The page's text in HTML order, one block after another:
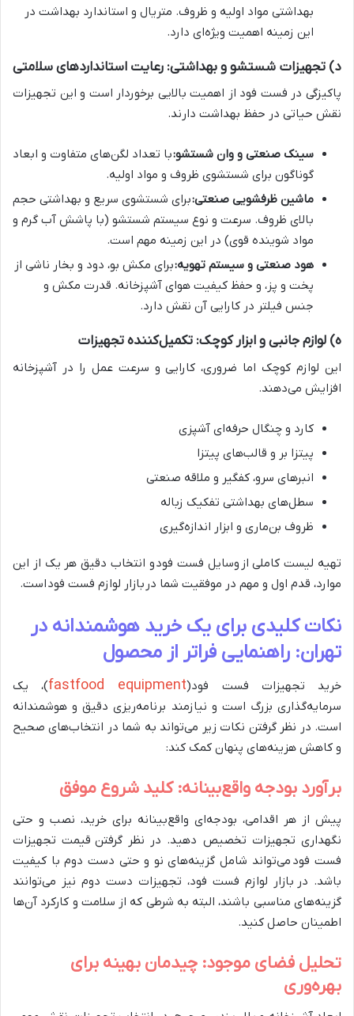
بهداشتی مواد اولیه و ظروف. متریال و استاندارد بهداشت در
این زمینه اهمیت ویژه‌ای دارد.
د) تجهیزات شستشو و بهداشتی: رعایت استانداردهای سلامتی
پاکیزگی در فست فود از اهمیت بالایی برخوردار است و این تجهیزات
نقش حیاتی در حفظ بهداشت دارند.
سینک صنعتی و وان شستشو:با تعداد لگن‌های متفاوت و ابعاد
گوناگون برای شستشوی ظروف و مواد اولیه.
ماشین ظرفشویی صنعتی:برای شستشوی سریع و بهداشتی حجم
بالای ظروف. سرعت و نوع سیستم شستشو (با پاشش آب گرم و
مواد شوینده قوی) در این زمینه مهم است.
هود صنعتی و سیستم تهویه:برای مکش بو، دود و بخار ناشی از
پخت و پز، و حفظ کیفیت هوای آشپزخانه. قدرت مکش و
جنس فیلتر در کارایی آن نقش دارد.
ه) لوازم جانبی و ابزار کوچک: تکمیل‌کننده تجهیزات
این لوازم کوچک اما ضروری، کارایی و سرعت عمل را در آشپزخانه
افزایش می‌دهند.
کارد و چنگال حرفه‌ای آشپزی
پیتزا بر و قالب‌های پیتزا
انبرهای سرو، کفگیر و ملاقه صنعتی
سطل‌های بهداشتی تفکیک زباله
ظروف بن‌ماری و ابزار اندازه‌گیری
تهیه لیست کاملی از وسایل فست فود و انتخاب دقیق هر یک از این
موارد، قدم اول و مهم در موفقیت شما در بازار لوازم فست فود است.
نکات کلیدی برای یک خرید هوشمندانه در
تهران: راهنمایی فراتر از محصول
خرید تجهیزات فست فود(fastfood equipment)، یک
سرمایه‌گذاری بزرگ است و نیازمند برنامه‌ریزی دقیق و هوشمندانه
است. در نظر گرفتن نکات زیر می‌تواند به شما در انتخاب‌های صحیح
و کاهش هزینه‌های پنهان کمک کند:
برآورد بودجه واقع‌بینانه: کلید شروع موفق
پیش از هر اقدامی، بودجه‌ای واقع‌بینانه برای خرید، نصب و حتی
نگهداری تجهیزات تخصیص دهید. در نظر گرفتن قیمت تجهیزات
فست فود می‌تواند شامل گزینه‌های نو و حتی دست دوم با کیفیت
باشد. در بازار لوازم فست فود، تجهیزات دست دوم نیز می‌توانند
گزینه‌های مناسبی باشند، البته به شرطی که از سلامت و کارکرد آن‌ها
اطمینان حاصل کنید.
تحلیل فضای موجود: چیدمان بهینه برای
بهره‌وری